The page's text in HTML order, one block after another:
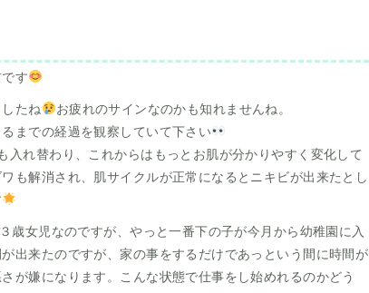
す
たね
お疲れのサインなのかも知れませんね。
までの経過を観察していて下さい
入れ替わり、これからはもっとお肌が分かりやすく変化して
も解消され、肌サイクルが正常になるとニキビが出来たとし
歳女児なのですが、やっと一番下の子が今月から幼稚園に入
出来たのですが、家の事をするだけであっという間に時間が
が嫌になります。こんな状態で仕事をし始めれるのかどう